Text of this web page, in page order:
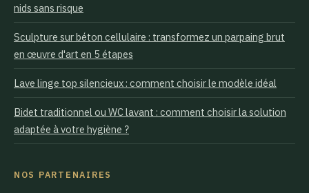
nids sans risque
Sculpture sur béton cellulaire : transformez un parpaing brut
en œuvre d'art en 5 étapes
Lave linge top silencieux : comment choisir le modèle idéal
Bidet traditionnel ou WC lavant : comment choisir la solution
adaptée à votre hygiène ?
NOS PARTENAIRES